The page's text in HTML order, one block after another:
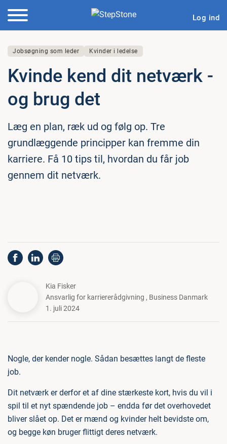
Log ind
Jobsøgning som leder Kvinder i ledelse
Kvinde kend dit netværk -
og brug det
Læg en plan, ræk ud og følg op. Tre
grundlæggende principper kan fremme din
karriere. Få 10 tips til, hvordan du får job
gennem dit netværk.
Kia Fisker
Ansvarlig for karriererådgivning , Business Danmark
1. juli 2024
Nogle, der kender nogle. Sådan besættes langt de fleste
job.
Dit netværk er derfor et af dine stærkeste kort, hvis du vil i
spil til et nyt spændende job – endda før det overhovedet
bliver slået op. Det er mænd og kvinder helt bevidste om,
og begge køn bruger flittigt deres netværk.